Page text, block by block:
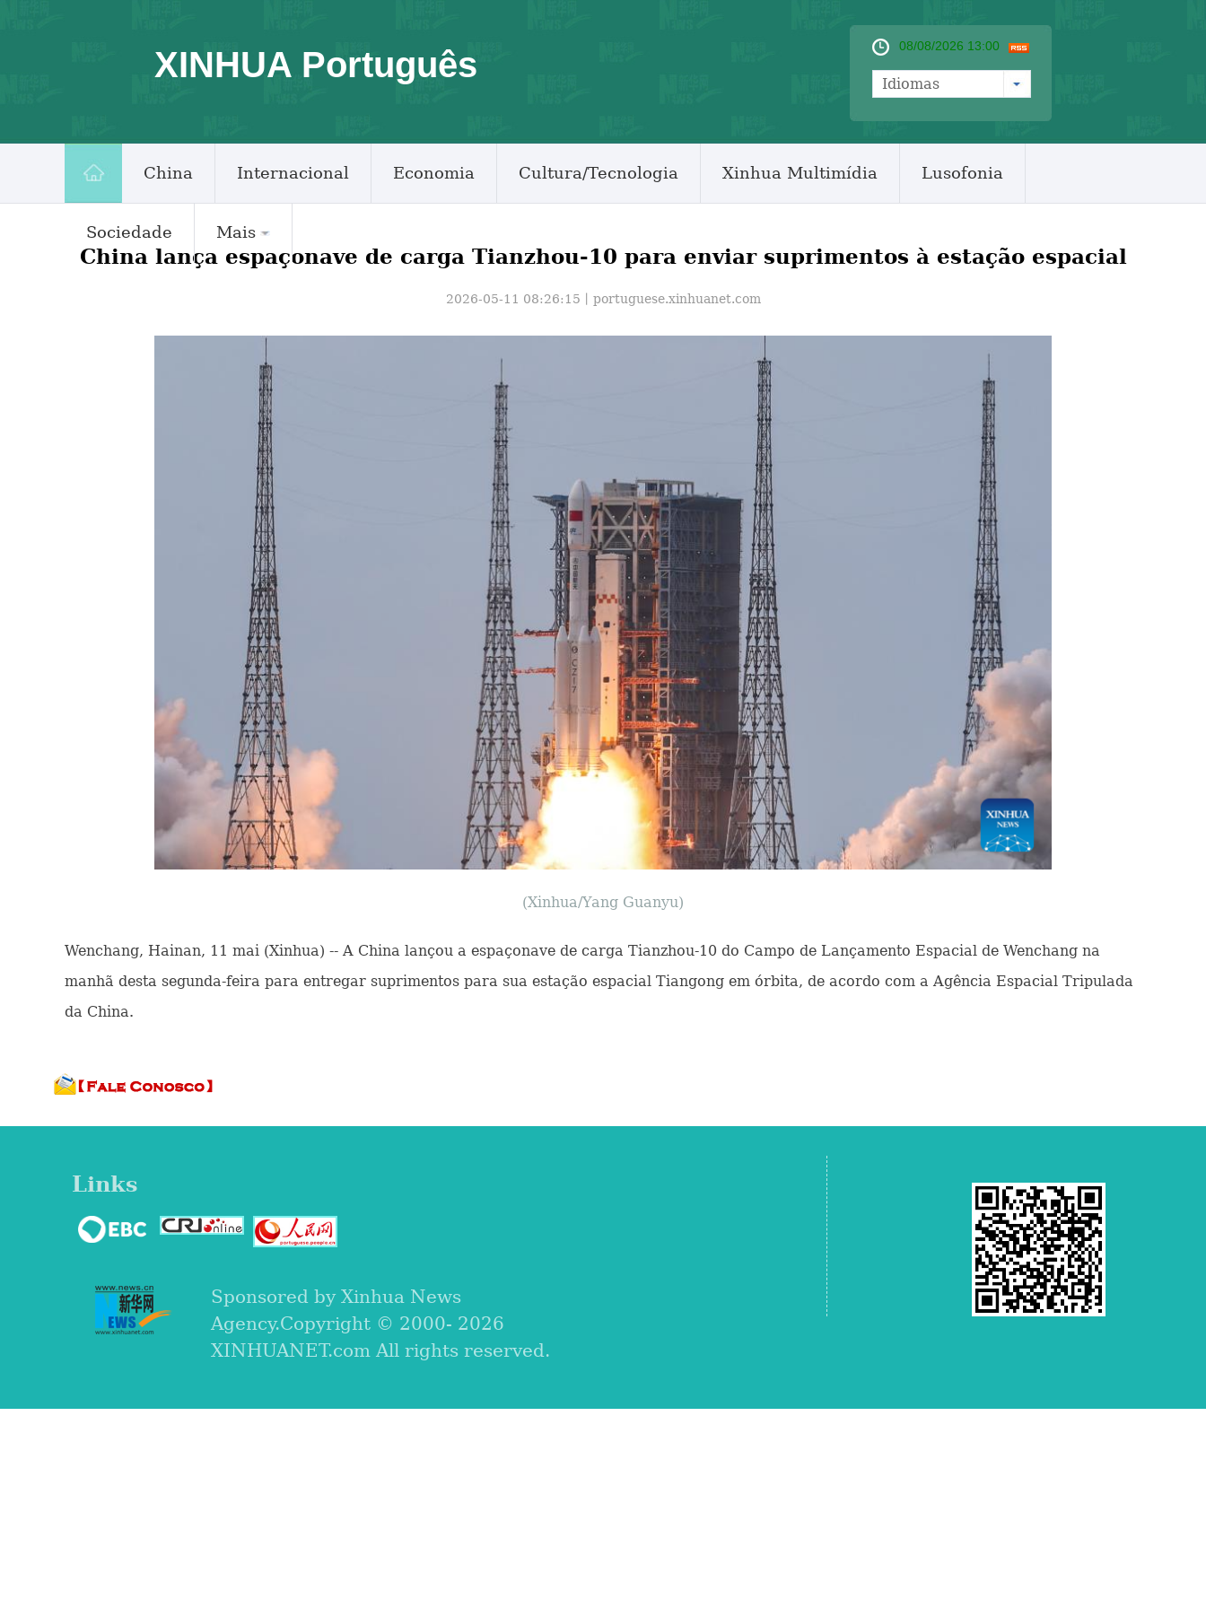
XINHUA Português 08/08/2026 13:00
Idiomas
China Internacional Economia Cultura/Tecnologia Xinhua Multimídia Lusofonia
Sociedade Mais
China lança espaçonave de carga Tianzhou-10 para enviar suprimentos à estação espacial
2026-05-11 08:26:15丨 portuguese.xinhuanet.com
(Xinhua/Yang Guanyu)
Wenchang, Hainan, 11 mai (Xinhua) -- A China lançou a espaçonave de carga Tianzhou-10 do Campo de Lançamento Espacial de Wenchang na
manhã desta segunda-feira para entregar suprimentos para sua estação espacial Tiangong em órbita, de acordo com a Agência Espacial Tripulada
da China.
Links
Sponsored by Xinhua News
Agency.Copyright © 2000- 2026
XINHUANET.com All rights reserved.